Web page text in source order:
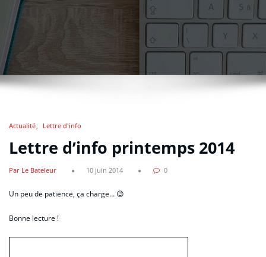
Actualité Lettre d'info
Lettre d’info printemps 2014
Par Le Bateleur 10 juin 2014 0
Un peu de patience, ça charge… 😉
Bonne lecture !